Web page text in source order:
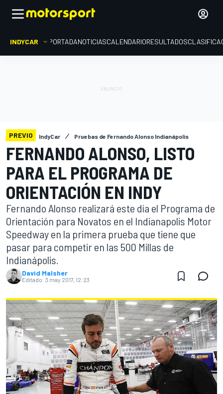
INDYCAR PORTADANOTICIASCALENDARIORESULTADOS
PREVIO IndyCar Pruebas de Fernando Alonso Indianápolis
FERNANDO ALONSO, LISTO
PARA EL PROGRAMA DE
ORIENTACIÓN EN INDY
Fernando Alonso realizará este día el Programa de
Orientación para Novatos en el Indianapolis Motor
Speedway en la primera prueba que tiene que
pasar para competir en las 500 Millas de
Indianápolis.
David Malsher
Editado: 3 may 2017, 12:23